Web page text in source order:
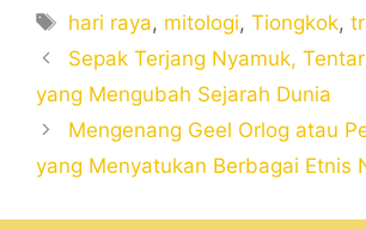
Tags
hari raya, mitologi,Tiongkok,
Sepak Terjang Nyamuk,
yang Mengubah Sejarah Dunia
Mengenang Geel Orlog atau
yang Menyatukan Berbagai Etnis